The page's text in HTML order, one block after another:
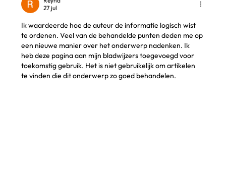
weken
27 jul
Ik waardeerde hoe de auteur de informatie logisch wist
te ordenen. Veel van de behandelde punten deden me op
een nieuwe manier over het onderwerp nadenken. Ik
heb deze pagina aan mijn bladwijzers toegevoegd voor
toekomstig gebruik. Het is niet gebruikelijk om artikelen
te vinden die dit onderwerp zo goed behandelen.